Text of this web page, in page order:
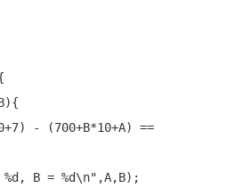
- (700+B*10+A) ==
B = %d\n" ,A,B);